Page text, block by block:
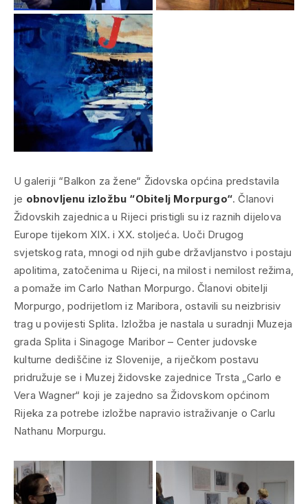
U galeriji “Balkon za žene“ Židovska općina predstavila
je obnovljenu izložbu “Obitelj Morpurgo“. Članovi
Židovskih zajednica u Rijeci pristigli su iz raznih dijelova
Europe tijekom XIX. i XX. stoljeća. Uoči Drugog
svjetskog rata, mnogi od njih gube državljanstvo i postaju
apolitima, zatočenima u Rijeci, na milost i nemilost režima,
a pomaže im Carlo Nathan Morpurgo. Članovi obitelji
Morpurgo, podrijetlom iz Maribora, ostavili su neizbrisiv
trag u povijesti Splita. Izložba je nastala u suradnji Muzeja
grada Splita i Sinagoge Maribor – Center judovske
kulturne dediščine iz Slovenije, a riječkom postavu
pridružuje se i Muzej židovske zajednice Trsta „Carlo e
Vera Wagner“ koji je zajedno sa Židovskom općinom
Rijeka za potrebe izložbe napravio istraživanje o Carlu
Nathanu Morpurgu.